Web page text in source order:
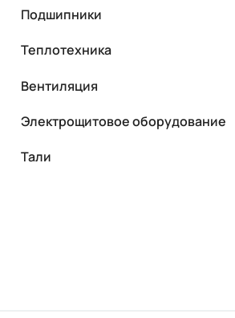
Подшипники
Теплотехника
Вентиляция
Электрощитовое оборудование
Тали